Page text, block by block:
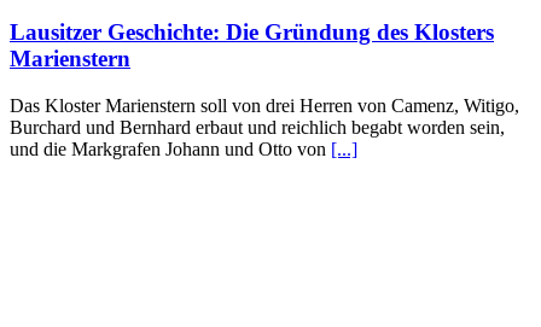
Lausitzer Geschichte: Die Gründung des Klosters
Marienstern
Das Kloster Marienstern soll von drei Herren von Camenz, Witigo,
Burchard und Bernhard erbaut und reichlich begabt worden sein,
und die Markgrafen Johann und Otto von [...]